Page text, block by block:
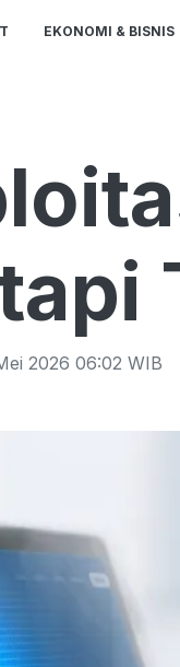
EKONOMI & BISNIS
2026 06:02 WIB